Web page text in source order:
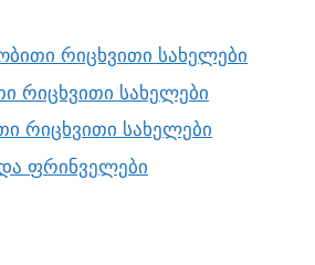
რიცხვითი სახელები
რიცხვითი სახელები
რიცხვითი სახელები
ფრინველები